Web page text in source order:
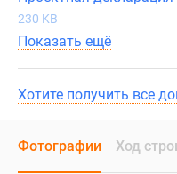
230 KB
Показать ещё
Хотите получить все
Фотографии Ход